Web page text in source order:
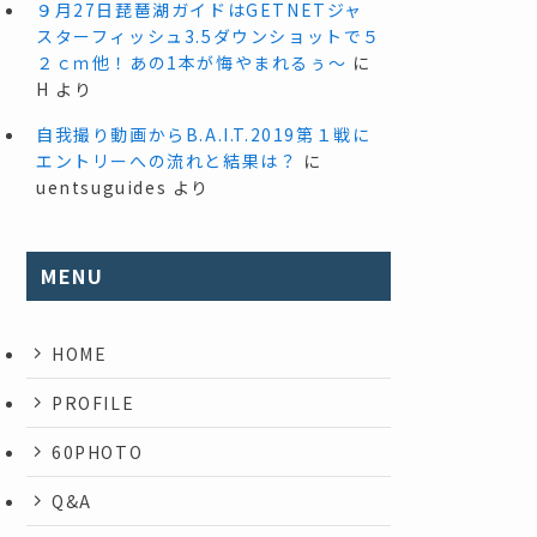
９月27日琵琶湖ガイドはGETNETジャ
スターフィッシュ3.5ダウンショットで５
２ｃｍ他！あの1本が悔やまれるぅ～ に
H より
自我撮り動画からB.A.I.T.2019第１戦に
エントリーへの流れと結果は？ に
uentsuguides より
MENU
HOME
PROFILE
60PHOTO
Q&A